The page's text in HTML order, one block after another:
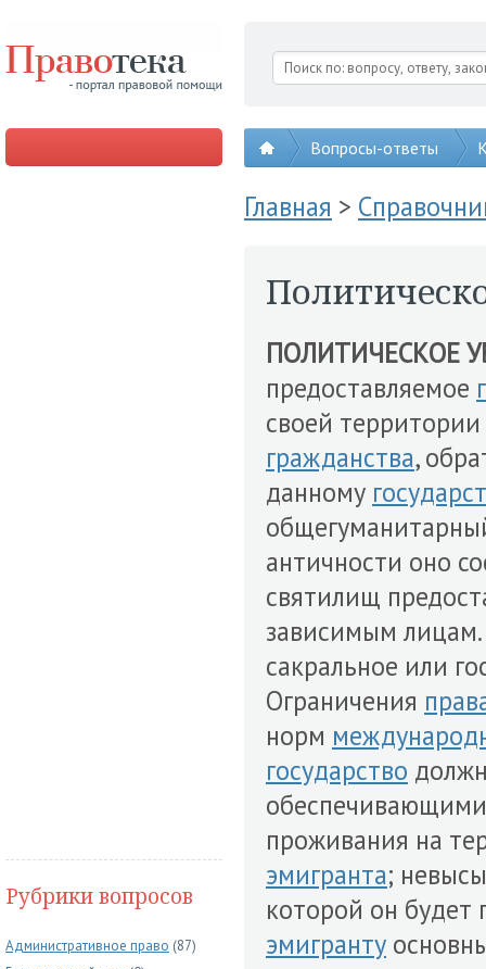
Вопросы-ответы
Рубрики вопросов
Административное право (87)
Главная >
ПОЛИТИЧЕСКОЕ
предоставляемое
своей территории
гражданства,
данному
античности оно
святилищ
зависимым
сакральное или
Ограничения
норм
государство
обеспечивающими
проживания на
эмигранта;
которой он будет
эмигранту